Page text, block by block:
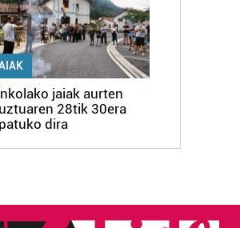
jaiak aurten
28tik 30era
dira